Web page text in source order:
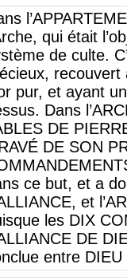
qui était
de culte.
recouvert
pur, et ayant
Dans
DE
DE SON
ce but, et a
et
les DIX
DE
entre